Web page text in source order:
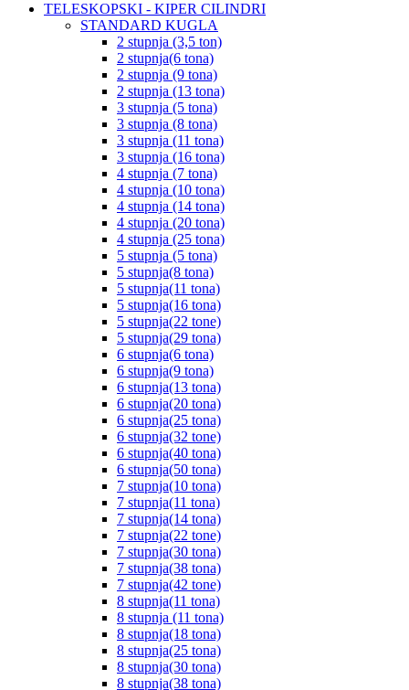
TELESKOPSKI - KIPER CILINDRI
STANDARD KUGLA
2 stupnja (3,5 ton)
2 stupnja(6 tona)
2 stupnja (9 tona)
2 stupnja (13 tona)
3 stupnja (5 tona)
3 stupnja (8 tona)
3 stupnja (11 tona)
3 stupnja (16 tona)
4 stupnja (7 tona)
4 stupnja (10 tona)
4 stupnja (14 tona)
4 stupnja (20 tona)
4 stupnja (25 tona)
5 stupnja (5 tona)
5 stupnja(8 tona)
5 stupnja(11 tona)
5 stupnja(16 tona)
5 stupnja(22 tone)
5 stupnja(29 tona)
6 stupnja(6 tona)
6 stupnja(9 tona)
6 stupnja(13 tona)
6 stupnja(20 tona)
6 stupnja(25 tona)
6 stupnja(32 tone)
6 stupnja(40 tona)
6 stupnja(50 tona)
7 stupnja(10 tona)
7 stupnja(11 tona)
7 stupnja(14 tona)
7 stupnja(22 tone)
7 stupnja(30 tona)
7 stupnja(38 tona)
7 stupnja(42 tone)
8 stupnja(11 tona)
8 stupnja (11 tona)
8 stupnja(18 tona)
8 stupnja(25 tona)
8 stupnja(30 tona)
8 stupnja(38 tona)